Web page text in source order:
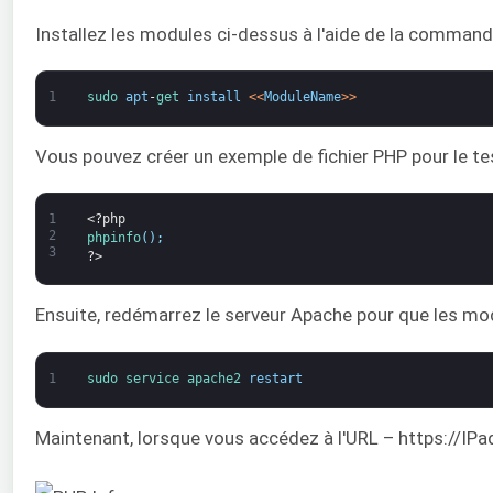
Installez les modules ci-dessus à l'aide de la
1 sudo apt -get install <<ModuleName>>
Vous pouvez créer un exemple de fichier PHP pour
1
2
3
<?php
phpinfo( ) ;
?>
Ensuite, redémarrez le serveur Apache pour que les
1 sudo service apache2 restart
Maintenant, lorsque vous accédez à l'URL – https://